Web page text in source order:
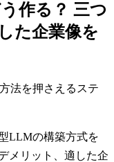
作る？ 三つ
た企業像を
法を押さえるステ
LLMの構築方式を
メリット、適した企